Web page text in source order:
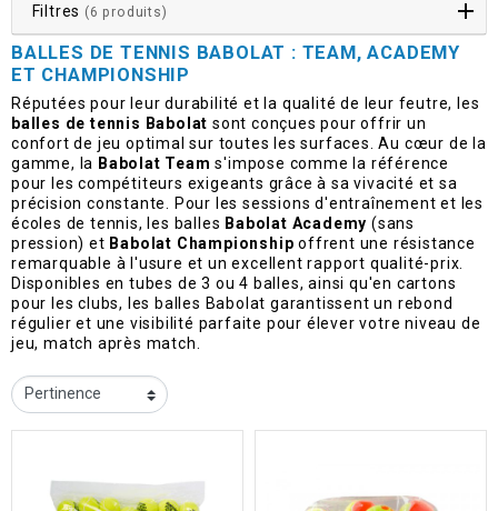
Filtres (6 produits)
BALLES DE TENNIS BABOLAT : TEAM, ACADEMY
ET CHAMPIONSHIP
Réputées pour leur durabilité et la qualité de leur feutre, les
balles de tennis Babolat sont conçues pour offrir un
confort de jeu optimal sur toutes les surfaces. Au cœur de la
gamme, la Babolat Team s'impose comme la référence
pour les compétiteurs exigeants grâce à sa vivacité et sa
précision constante. Pour les sessions d'entraînement et les
écoles de tennis, les balles Babolat Academy (sans
pression) et Babolat Championship offrent une résistance
remarquable à l'usure et un excellent rapport qualité-prix.
Disponibles en tubes de 3 ou 4 balles, ainsi qu'en cartons
pour les clubs, les balles Babolat garantissent un rebond
régulier et une visibilité parfaite pour élever votre niveau de
jeu, match après match.